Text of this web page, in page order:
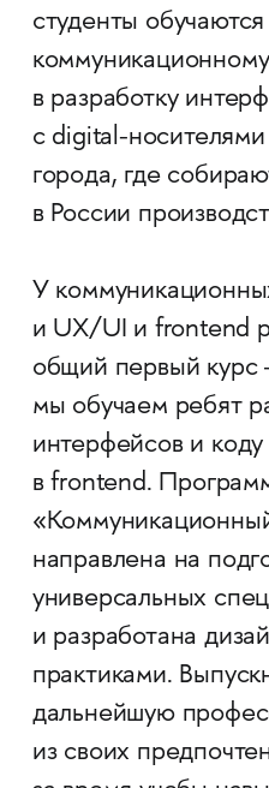
студенты обучаются
в разработку
с digital-
города, где
в России
У
и UX/UI и frontend
общий первый курс
мы обучаем ребят
интерфейсов и
в frontend.
направлена на
универсальных
и разработана
практиками.
дальнейшую
из своих